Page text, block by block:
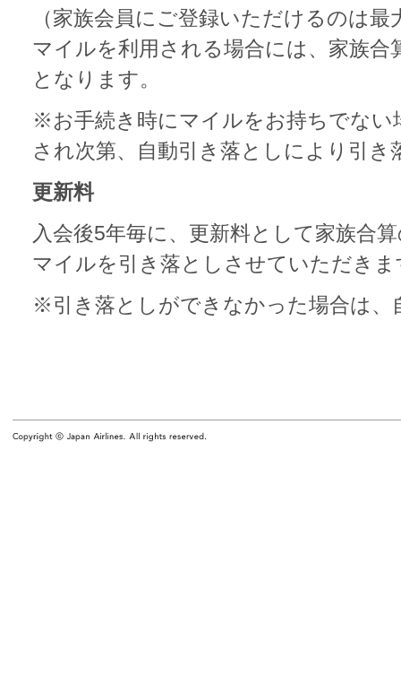
（家族会員にご登録いただけるのは
マイルを利用される場合には、家族
となります。
※お手続き時にマイルをお持ちでない
され次第、自動引き落としにより引
更新料
入会後5年毎に、更新料として家族合
マイルを引き落としさせていただきま
※引き落としができなかった場合は、